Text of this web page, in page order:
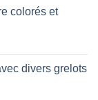
colorés et
divers grelots